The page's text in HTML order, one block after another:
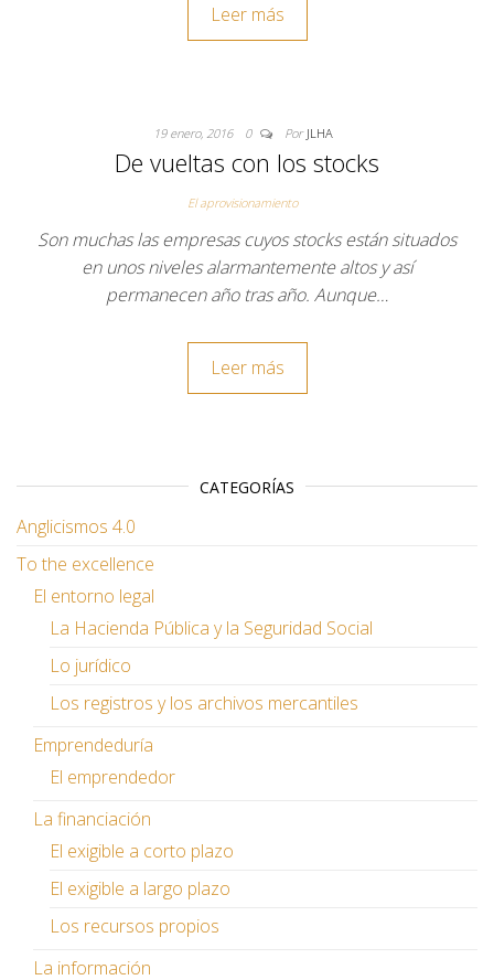
Leer más
19 enero, 2016 0 Por JLHA
De vueltas con los stocks
El aprovisionamiento
Son muchas las empresas cuyos stocks están situados
en unos niveles alarmantemente altos y así
permanecen año tras año. Aunque…
Leer más
CATEGORÍAS
Anglicismos 4.0
To the excellence
El entorno legal
La Hacienda Pública y la Seguridad Social
Lo jurídico
Los registros y los archivos mercantiles
Emprendeduría
El emprendedor
La financiación
El exigible a corto plazo
El exigible a largo plazo
Los recursos propios
La información